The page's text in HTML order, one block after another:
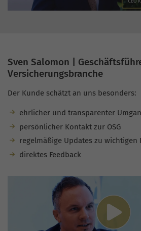
Sven Salomon |
Versicherungsbranche
Der Kunde schätzt an uns besonders:
ehrlicher und transparenter
persönlicher Kontakt zur OSG
regelmäßige Updates zu wichtigen
direktes Feedback